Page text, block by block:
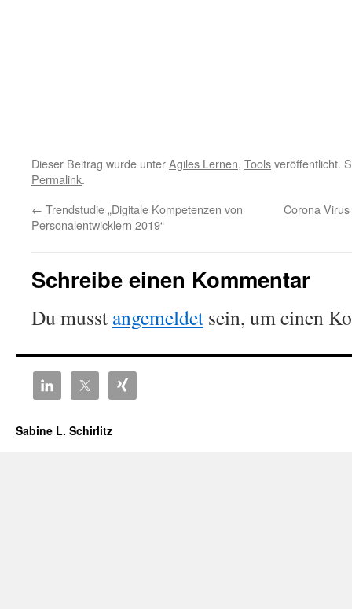
Dieser Beitrag wurde unterAgiles Lernen, Toolsveröffentlicht.
Permalink.
← Trendstudie „Digitale Kompetenzen von
Personalentwicklern 2019“
Corona
Schreibe einen Kommentar
Du musst angemeldet sein, um einen
Sabine L. Schirlitz